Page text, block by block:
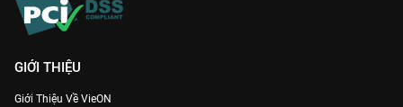
GIỚI THIỆU
Giới Thiệu Về VieON